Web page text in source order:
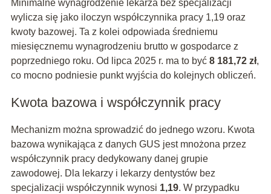
Minimalne wynagrodzenie lekarza bez specjalizacji
wylicza się jako iloczyn współczynnika pracy 1,19 oraz
kwoty bazowej. Ta z kolei odpowiada średniemu
miesięcznemu wynagrodzeniu brutto w gospodarce z
poprzedniego roku. Od lipca 2025 r. ma to być 8 181,72 zł,
co mocno podniesie punkt wyjścia do kolejnych obliczeń.
Kwota bazowa i współczynnik pracy
Mechanizm można sprowadzić do jednego wzoru. Kwota
bazowa wynikająca z danych GUS jest mnożona przez
współczynnik pracy dedykowany danej grupie
zawodowej. Dla lekarzy i lekarzy dentystów bez
specjalizacji współczynnik wynosi 1,19. W przypadku